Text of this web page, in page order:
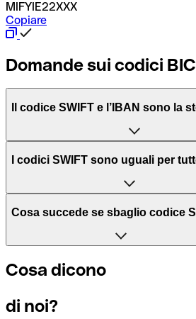
MIFYIE22XXX
Copiare
Domande sui codici
Il codice SWIFT e l’IBAN sono la
L'acronimo SWIFT sta per
Il BIC, invece, sta per “Bank
I codici SWIFT sono uguali per
Dipende dalle banche. In alcuni
Per sapere a quale filiale fa
Cosa succede se sbaglio codice
Se per caso invii un pagamento a
Se ti accorgi di aver usato un
Cosa dicono
di noi?